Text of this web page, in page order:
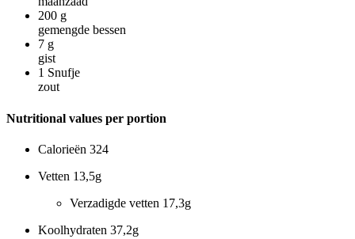
200 g
gemengde bessen
7 g
gist
1 Snufje
zout
Nutritional values per portion
Calorieën 324
Vetten 13,5g
Verzadigde vetten 17,3g
Koolhydraten 37,2g